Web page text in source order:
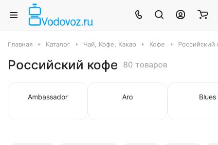
Главная Каталог Чай, Кофе, Какао Кофе Российский
Российский кофе 80 товаров
Ambassador Aro Blues